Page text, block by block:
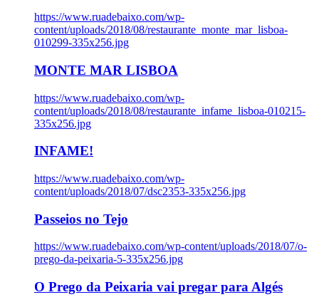
https://www.ruadebaixo.com/wp-
content/uploads/2018/08/restaurante_monte_mar_lisboa-
010299-335x256.jpg
MONTE MAR LISBOA
https://www.ruadebaixo.com/wp-
content/uploads/2018/08/restaurante_infame_lisboa-010215-
335x256.jpg
INFAME!
https://www.ruadebaixo.com/wp-
content/uploads/2018/07/dsc2353-335x256.jpg
Passeios no Tejo
https://www.ruadebaixo.com/wp-content/uploads/2018/07/o-
prego-da-peixaria-5-335x256.jpg
O Prego da Peixaria vai pregar para Algés